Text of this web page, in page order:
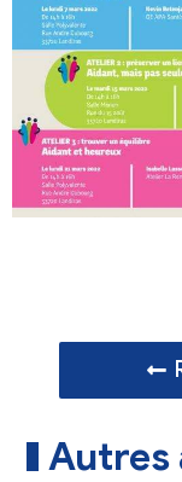
Autres